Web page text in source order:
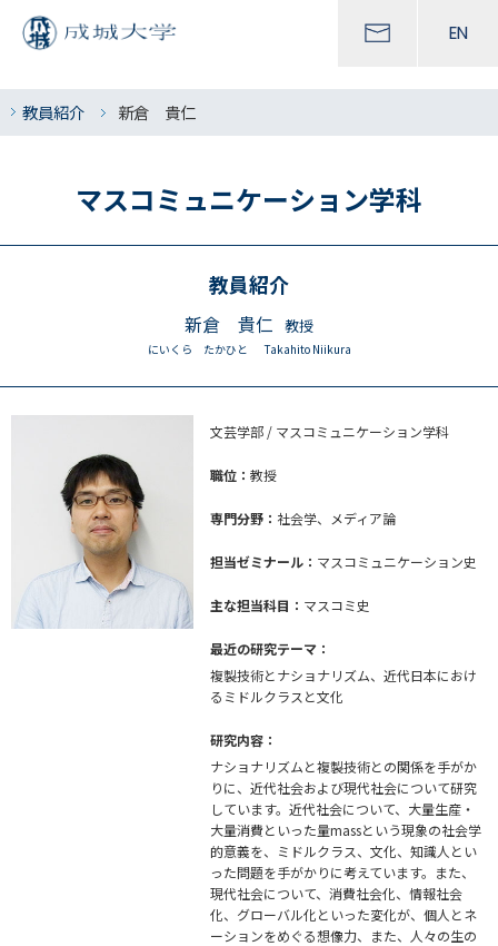
EN
教員紹介 新倉 貴仁
マスコミュニケーション学科
教員紹介
新倉 貴仁 教授
にいくら たかひと Takahito Niikura
文芸学部 / マスコミュニケーション学科
職位： 教授
専門分野： 社会学、メディア論
担当ゼミナール： マスコミュニケーション史
主な担当科目： マスコミ史
最近の研究テーマ：
複製技術とナショナリズム、近代日本におけ
るミドルクラスと文化
研究内容：
ナショナリズムと複製技術との関係を手がか
りに、近代社会および現代社会について研究
しています。近代社会について、大量生産・
大量消費といった量massという現象の社会学
的意義を、ミドルクラス、文化、知識人とい
った問題を手がかりに考えています。また、
現代社会について、消費社会化、情報社会
化、グローバル化といった変化が、個人とネ
ーションをめぐる想像力、また、人々の生の